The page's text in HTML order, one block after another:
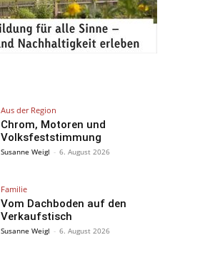
Aus der Region
Chrom, Motoren und
Volksfeststimmung
Susanne Weigl - 6. August 2026
Familie
Vom Dachboden auf den
Verkaufstisch
Susanne Weigl - 6. August 2026